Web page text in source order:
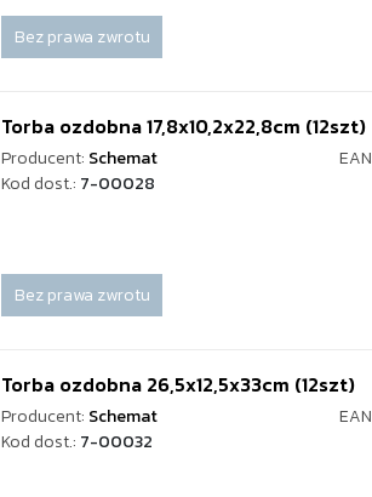
Bez prawa zwrotu
Torba ozdobna 17,8x10,2x22,8cm (12szt)
Producent: Schemat
Kod dost.: 7-00028
Bez prawa zwrotu
Torba ozdobna 26,5x12,5x33cm (12szt)
Producent: Schemat
Kod dost.: 7-00032